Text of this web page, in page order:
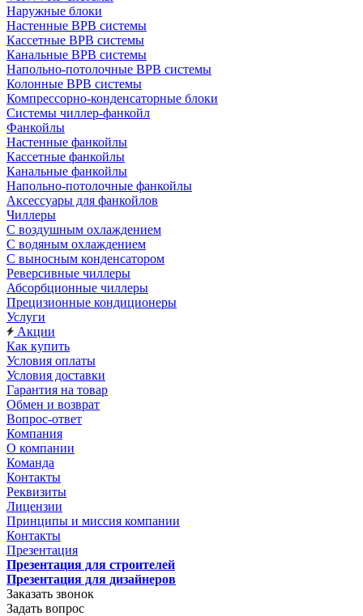
Наружные блоки
Настенные ВРВ системы
Кассетные ВРВ системы
Канальные ВРВ системы
Напольно-потолочные ВРВ системы
Колонные ВРВ системы
Компрессорно-конденсаторные блоки
Системы чиллер-фанкойл
Фанкойлы
Настенные фанкойлы
Кассетные фанкойлы
Канальные фанкойлы
Напольно-потолочные фанкойлы
Аксессуары для фанкойлов
Чиллеры
С воздушным охлаждением
С водяным охлаждением
С выносным конденсатором
Реверсивные чиллеры
Абсорбционные чиллеры
Прецизионные кондиционеры
Услуги
Акции
Как купить
Условия оплаты
Условия доставки
Гарантия на товар
Обмен и возврат
Вопрос-ответ
Компания
О компании
Команда
Контакты
Реквизиты
Лицензии
Принципы и миссия компании
Контакты
Презентация
Презентация для строителей
Презентация для дизайнеров
Заказать звонок
Задать вопрос